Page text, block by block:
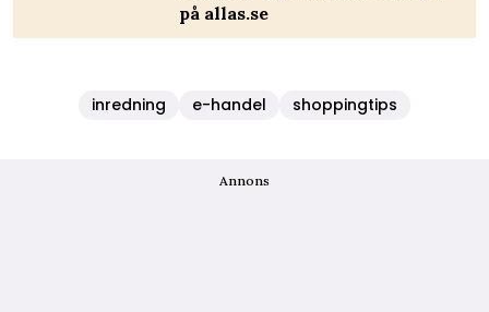
på allas.se
inredning e-handel shoppingtips
Annons